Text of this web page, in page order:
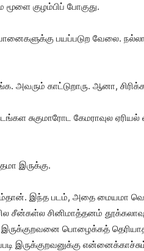
மூளை குழம்பிப் போகுது.
பயப்படுற வேலை.
அவரும் காட்டுறாரு. ஆனா,
சுகுமாரோட கேமராவுல ஏரியல்
இருக்கு.
இந்த படம், அதை மையமா
சீன்கள்ல சினிமாத்தனம்
பொழைக்கத்
இருக்குறவனுக்கு